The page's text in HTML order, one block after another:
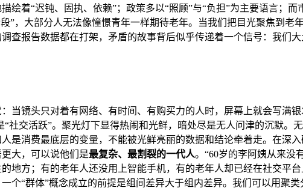
着“迟钝、固执、依赖”；政策多以“照顾”与“负担”为主要语言；
”，大部分人无法像憧憬青年一样期待老年。当我们把目光聚焦到老
查报告数据都在打架，矛盾的故事背后似乎传递着一个信号：我们
当镜头只对着有网络、有时间、有购买力的人时，屏幕上就会写满
社交活跃”。聚光灯下显得热闹和光鲜，暗处尽是无人问津的沉默。
是消费最底层的变量，不能被光鲜亮丽的数据和结论牵着走。在深
大，可以说他们是最复杂、最割裂的一代人。“60岁的李阿姨从来没
地方；有的老年人还没用上智能手机，有的老年人却已经在社交平
个“群体”概念成立的前提是组间差异大于组内差异。我们可以用聚